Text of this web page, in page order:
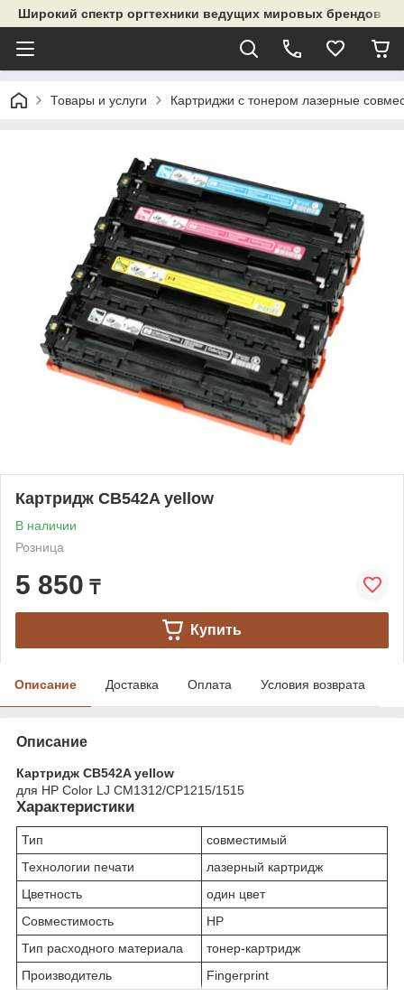
Широкий спектр оргтехники ведущих мировых брендов и
Товары и услуги Картриджи с тонером лазерные
Картридж CB542A yellow
В наличии
Розница
5 850 ₸
Купить
Описание Доставка Оплата Условия возврата
Описание
Картридж CB542A yellow
для HP Color LJ CM1312/CP1215/1515
Характеристики
Тип
совместимый
Технологии печати
лазерный картридж
Цветность
один цвет
Совместимость
HP
Тип расходного материала
тонер-картридж
Производитель
Fingerprint